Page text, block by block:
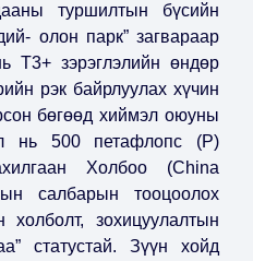
туршилтын бүсийн
олон парк” загвараар
T3+ зэрэглэлийн өндөр
рэк байрлуулах хүчин
бөгөөд хиймэл оюуны
нь 500 петафлопс (P)
Холбоо (China
салбарын тооцоолох
зохицуулалтын
статустай. Зүүн хойд